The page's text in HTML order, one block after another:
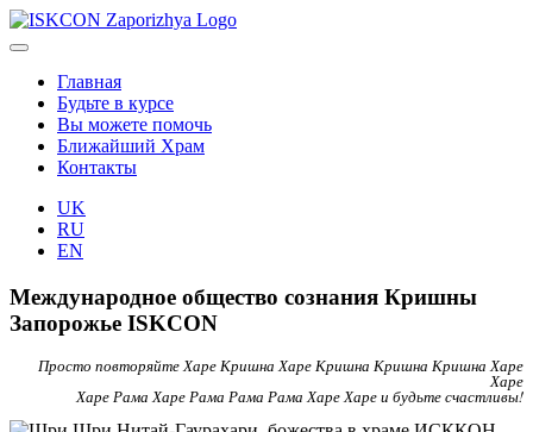
Главная
Будьте в курсе
Вы можете помочь
Ближайший Храм
Контакты
UK
RU
EN
Международное общество сознания Кришны
Запорожье ISKCON
Просто повторяйте Харе Кришна Харе Кришна Кришна Кришна Харе
Харе
Харе Рама Харе Рама Рама Рама Харе Харе и будьте счастливы!